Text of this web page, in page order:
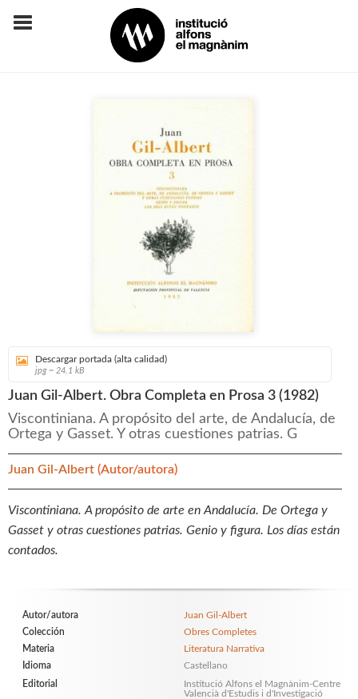
Descargar portada (alta calidad)
jpg ~ 24.1 kB
Juan Gil-Albert. Obra Completa en Prosa 3 (1982)
Viscontiniana. A propósito del arte, de Andalucía, de
Ortega y Gasset. Y otras cuestiones patrias. G
Juan Gil-Albert (Autor/autora)
Viscontiniana. A propósito de arte en Andalucía. De Ortega y
Gasset y otras cuestiones patrias. Genio y figura. Los días están
contados.
Autor/autora
Juan Gil-Albert
Colección
Obres Completes
Materia
Literatura Narrativa
Idioma
Castellano
Editorial
Institució Alfons el Magnànim-Centre
Valencià d'Estudis i d'Investigació